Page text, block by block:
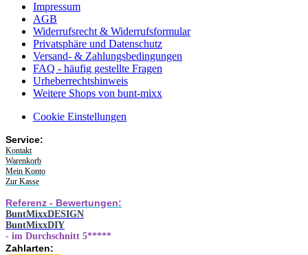
Impressum
AGB
Widerrufsrecht & Widerrufsformular
Privatsphäre und Datenschutz
Versand- & Zahlungsbedingungen
FAQ - häufig gestellte Fragen
Urheberrechtshinweis
Weitere Shops von bunt-mixx
Cookie Einstellungen
Service:
Kontakt
Warenkorb
Mein Konto
Zur Kasse
Referenz - Bewertungen:
BuntMixxDESIGN
BuntMixxDIY
- im Durchschnitt 5*****
Zahlarten: